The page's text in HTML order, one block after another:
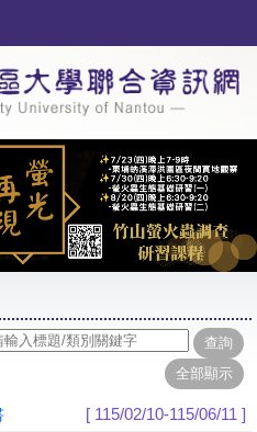
[ 115/02/10-115/06/11 ]